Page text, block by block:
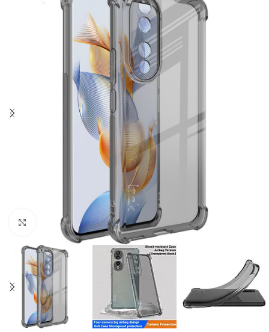
Click to enlarge